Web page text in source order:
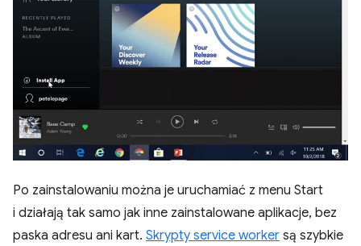
Po zainstalowaniu można je uruchamiać z menu Start
i działają tak samo jak inne zainstalowane aplikacje, bez
paska adresu ani kart. Skrypty service worker są szybkie